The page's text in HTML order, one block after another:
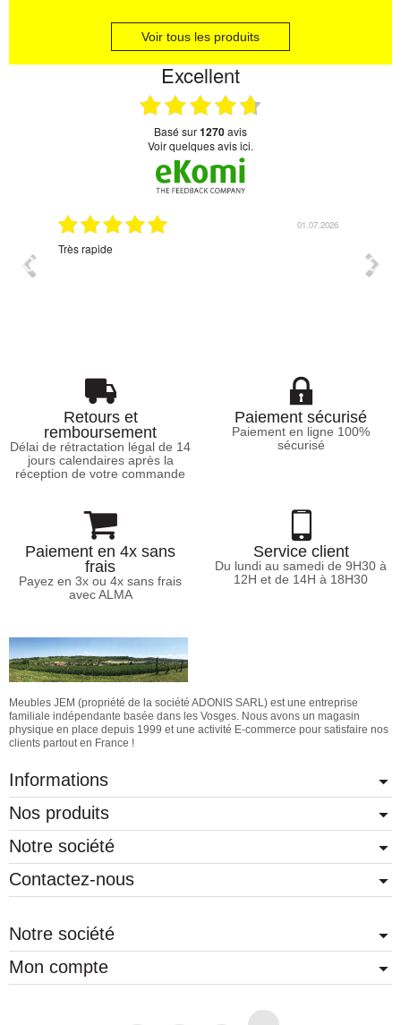
Voir tous les produits
Excellent
basé sur1270avis
Voir quelques avis ici.
01.07.2026
Très rapide
Retours et
remboursement
Délai de rétractation légal de 14
jours calendaires après la
réception de votre commande
Paiement sécurisé
Paiement en ligne 100%
sécurisé
Paiement en 4x sans
frais
Payez en 3x ou 4x sans frais
avec ALMA
Service client
Du lundi au samedi de 9H30 à
12H et de 14H à 18H30
Meubles JEM (propriété de la société ADONIS SARL) est une entreprise
familiale indépendante basée dans les Vosges. Nous avons un magasin
physique en place depuis 1999 et une activité E-commerce pour satisfaire nos
clients partout en France !
Informations
Nos produits
Notre société
Contactez-nous
Notre société
Mon compte